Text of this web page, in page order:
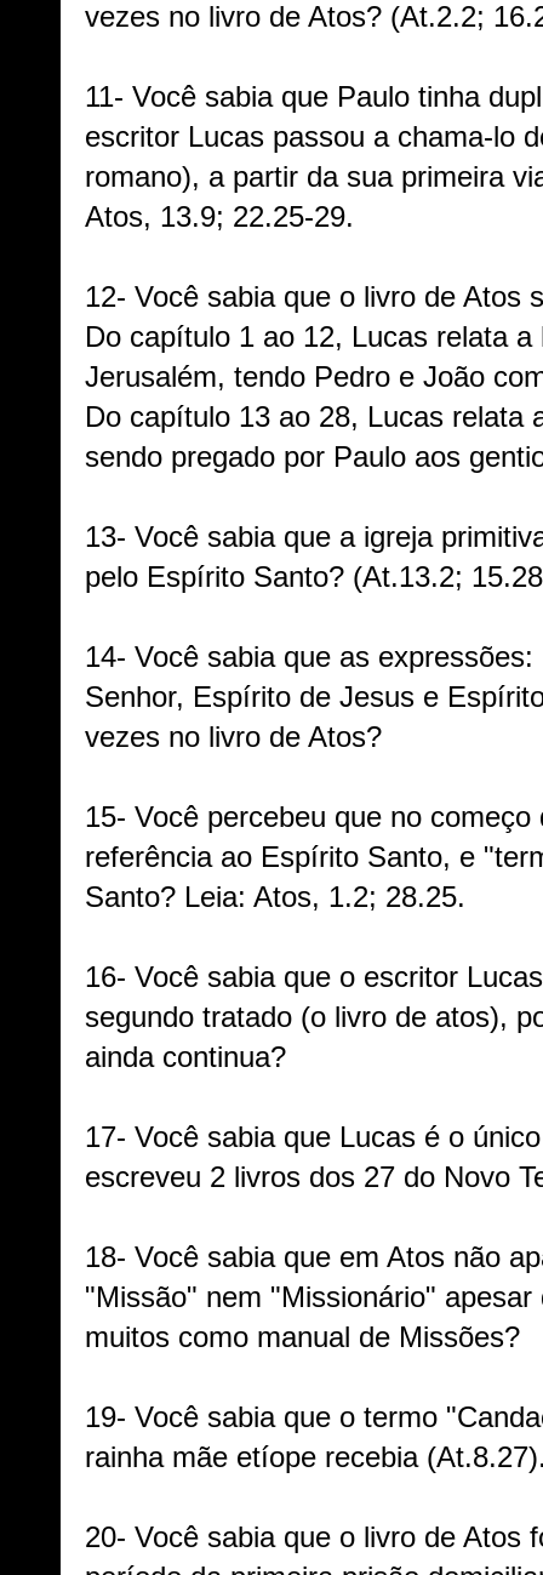
vezes no livro de Atos? (At.2.2;
11- Você sabia que Paulo tinha
escritor Lucas passou a chama-lo
romano), a partir da sua primeira
Atos, 13.9; 22.25-29.
12- Você sabia que o livro de Atos
Do capítulo 1 ao 12, Lucas relata
Jerusalém, tendo Pedro e João
Do capítulo 13 ao 28, Lucas relata
sendo pregado por Paulo aos
13- Você sabia que a igreja
pelo Espírito Santo? (At.13.2;
14- Você sabia que as
Senhor, Espírito de Jesus e
vezes no livro de Atos?
15- Você percebeu que no
referência ao Espírito Santo, e
Santo? Leia: Atos, 1.2; 28.25.
16- Você sabia que o escritor
segundo tratado (o livro de atos),
ainda continua?
17- Você sabia que Lucas é o
escreveu 2 livros dos 27 do Novo
18- Você sabia que em Atos não
"Missão" nem "Missionário"
muitos como manual de Missões?
19- Você sabia que o termo
rainha mãe etíope recebia
20- Você sabia que o livro de Atos